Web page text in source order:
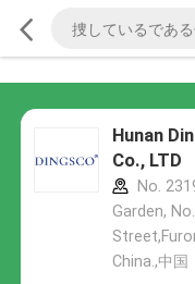
Hunan
Co., LTD
No.
Garden,
China.,中国